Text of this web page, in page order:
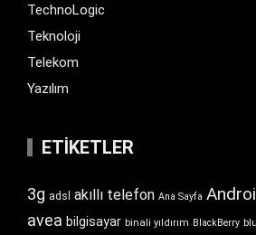
TechnoLogic
Teknoloji
Telekom
Yazılım
ETIKETLER
3g adsl akıllı telefon Ana Sayfa
avea bilgisayar binali yıldırım BlackBerry